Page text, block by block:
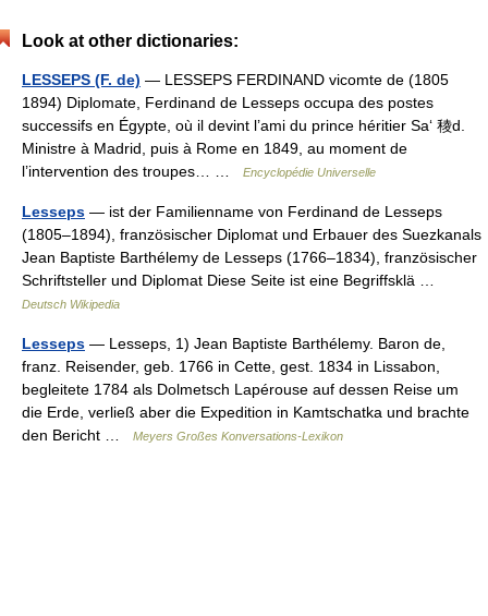
Look at other dictionaries:
LESSEPS (F. de) — LESSEPS FERDINAND vicomte de (1805
1894) Diplomate, Ferdinand de Lesseps occupa des postes
successifs en Égypte, où il devint l’ami du prince héritier Sa‘ 稜d.
Ministre à Madrid, puis à Rome en 1849, au moment de
l’intervention des troupes… …
Encyclopédie Universelle
Lesseps — ist der Familienname von Ferdinand de Lesseps
(1805–1894), französischer Diplomat und Erbauer des Suezkanals
Jean Baptiste Barthélemy de Lesseps (1766–1834), französischer
Schriftsteller und Diplomat Diese Seite ist eine Begriffsklä …
Deutsch Wikipedia
Lesseps — Lesseps, 1) Jean Baptiste Barthélemy. Baron de,
franz. Reisender, geb. 1766 in Cette, gest. 1834 in Lissabon,
begleitete 1784 als Dolmetsch Lapérouse auf dessen Reise um
die Erde, verließ aber die Expedition in Kamtschatka und brachte
den Bericht …
Meyers Großes Konversations-Lexikon